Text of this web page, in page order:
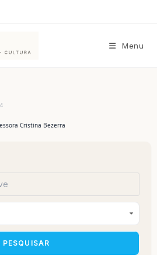
Menu
Cristina Bezerra
PESQUISAR